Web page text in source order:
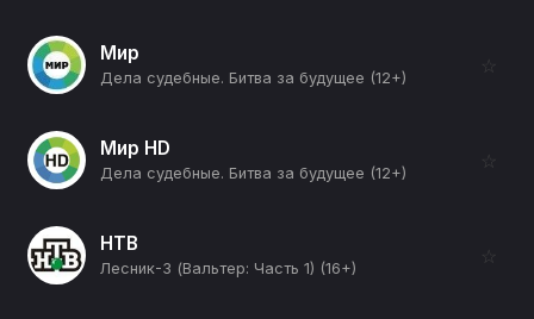
Мир
Дела судебные. Битва за будущее (12+)
☆
Мир HD
Дела судебные. Битва за будущее (12+)
☆
НТВ
Лесник-3 (Вальтер: Часть 1) (16+)
☆